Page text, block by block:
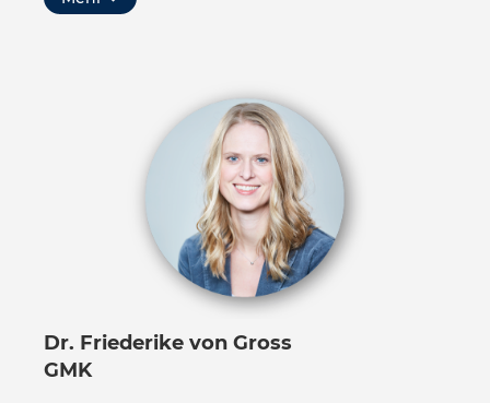
Lehrkräfte in heterogenen Lerngruppen durch
inklusive Open Educational Resources und zu OER für
die Lehrer_innenbildung.
– Sebastian Neumann
Dr. Friederike von Gross
GMK